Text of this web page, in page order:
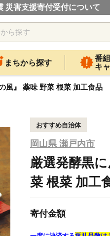
災害支援寄付受付について
まちから探す
番
キ
風』 薬味 野菜 根菜 加工食品
おすすめ自治体
岡山県 瀬戸内市
厳選発酵黒
菜 根菜 加工
寄付金額